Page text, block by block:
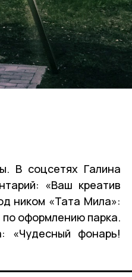
В соцсетях Галина
«Ваш креатив
ником «Тата Мила»:
оформлению парка.
«Чудесный фонарь!